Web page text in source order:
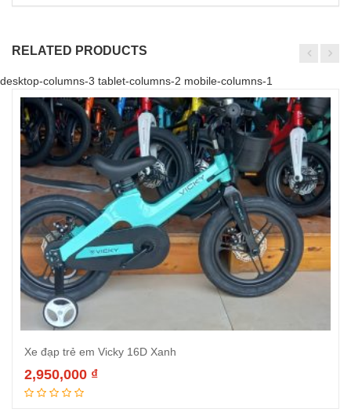
RELATED PRODUCTS
desktop-columns-3 tablet-columns-2 mobile-columns-1
Xe đạp trẻ em Vicky 16D Xanh
2,950,000 ₫